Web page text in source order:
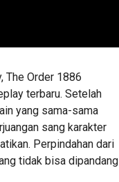
The Order 1886
terbaru. Setelah
yang sama-sama
sang karakter
Perpindahan dari
tidak bisa dipandang